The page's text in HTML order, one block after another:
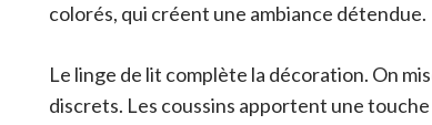
colorés, qui créent une ambiance détendue.
Le linge de lit complète la décoration. On
discrets. Les coussins apportent une